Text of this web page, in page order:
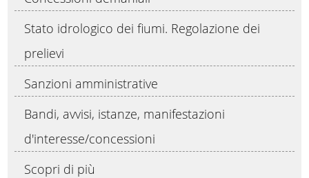
Stato idrologico dei fiumi. Regolazione dei
prelievi
Sanzioni amministrative
Bandi, avvisi, istanze, manifestazioni
d'interesse/concessioni
Scopri di più